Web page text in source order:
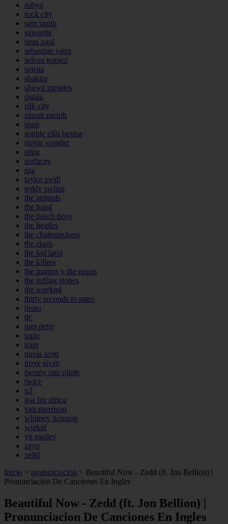
robyn
rock city
sam smith
saweetie
sean paul
sebastian yatra
selena gomez
selena
shakira
shawn mendes
sigala
silk city
smash mouth
snap
sophie ellis bextor
stevie wonder
sting
surfaces
sza
taylor swift
teddy swims
the animals
the band
the beach boys
the beatles
the chainsmokers
the clash
the kid laroi
the killers
the mamas y the papas
the rolling stones
the weeknd
thirty seconds to mars
tiesto
tlc
tom petty
topic
train
travis scott
troye sivan
twenty one pilots
twice
u2
usa for africa
van morrison
whitney houston
wizkid
yg marley
zayn
zedd
Inicio > pronunciacion > Beautiful Now - Zedd (ft. Jon Bellion) |
Pronunciacion De Canciones En Ingles
Beautiful Now - Zedd (ft. Jon Bellion) |
Pronunciacion De Canciones En Ingles